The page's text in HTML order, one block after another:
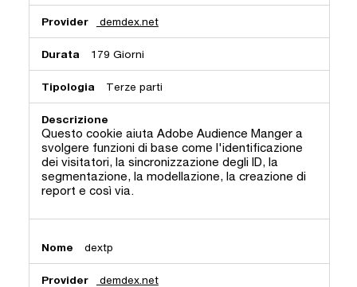
demdex.net
179 Giorni
Terze parti
Questo cookie aiuta Adobe Audience Manger a
svolgere funzioni di base come l'identificazione
dei visitatori, la sincronizzazione degli ID, la
segmentazione, la modellazione, la creazione di
report e così via.
dextp
demdex.net